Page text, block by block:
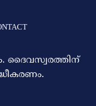
ദൈവസ്വരത്തിന്‌